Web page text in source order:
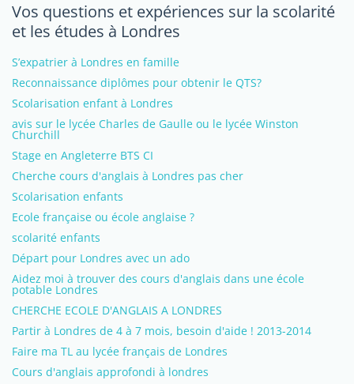
Vos questions et expériences sur la scolarité
et les études à Londres
S’expatrier à Londres en famille
Reconnaissance diplômes pour obtenir le QTS?
Scolarisation enfant à Londres
avis sur le lycée Charles de Gaulle ou le lycée Winston
Churchill
Stage en Angleterre BTS CI
Cherche cours d'anglais à Londres pas cher
Scolarisation enfants
Ecole française ou école anglaise ?
scolarité enfants
Départ pour Londres avec un ado
Aidez moi à trouver des cours d'anglais dans une école
potable Londres
CHERCHE ECOLE D'ANGLAIS A LONDRES
Partir à Londres de 4 à 7 mois, besoin d'aide ! 2013-2014
Faire ma TL au lycée français de Londres
Cours d'anglais approfondi à londres